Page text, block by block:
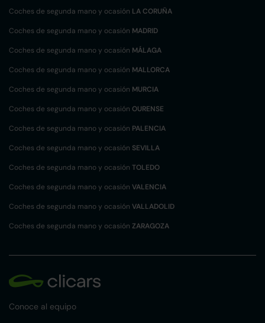
Coches de segunda mano y ocasión LA CORUÑA
Coches de segunda mano y ocasión MADRID
Coches de segunda mano y ocasión MÁLAGA
Coches de segunda mano y ocasión MALLORCA
Coches de segunda mano y ocasión MURCIA
Coches de segunda mano y ocasión OURENSE
Coches de segunda mano y ocasión PALENCIA
Coches de segunda mano y ocasión SEVILLA
Coches de segunda mano y ocasión TOLEDO
Coches de segunda mano y ocasión VALENCIA
Coches de segunda mano y ocasión VALLADOLID
Coches de segunda mano y ocasión ZARAGOZA
Conoce al equipo